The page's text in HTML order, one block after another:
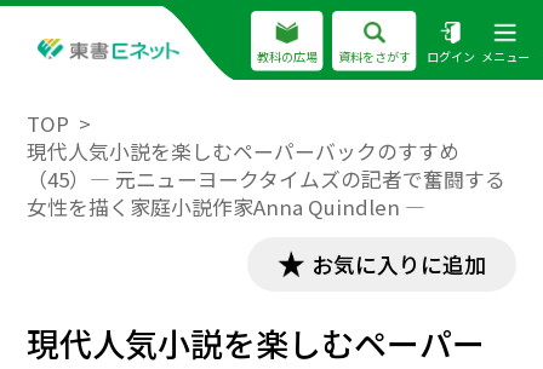
教科の広場 資料をさがす ログイン メニュー
TOP
現代人気小説を楽しむペーパーバックのすすめ
（45）― 元ニューヨークタイムズの記者で奮闘する
女性を描く家庭小説作家Anna Quindlen ―
お気に入りに追加
現代人気小説を楽しむペーパー